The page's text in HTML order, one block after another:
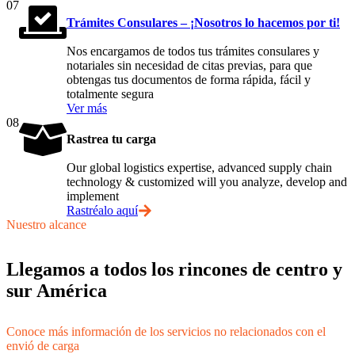
07
Trámites Consulares – ¡Nosotros lo hacemos por ti!
Nos encargamos de todos tus trámites consulares y
notariales sin necesidad de citas previas, para que
obtengas tus documentos de forma rápida, fácil y
totalmente segura
Ver más
08
Rastrea tu carga
Our global logistics expertise, advanced supply chain
technology & customized will you analyze, develop and
implement
Rastréalo aquí
Nuestro alcance
Llegamos a todos los rincones de centro y
sur América
Conoce más información de los servicios no relacionados con el
envió de carga